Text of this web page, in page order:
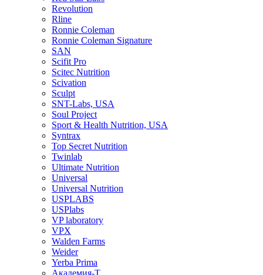
Revolution
Rline
Ronnie Coleman
Ronnie Coleman Signature
SAN
Scifit Pro
Scitec Nutrition
Scivation
Sculpt
SNT-Labs, USA
Soul Project
Sport & Health Nutrition, USA
Syntrax
Top Secret Nutrition
Twinlab
Ultimate Nutrition
Universal
Universal Nutrition
USPLABS
USPlabs
VP laboratory
VPX
Walden Farms
Weider
Yerba Prima
Академия-Т